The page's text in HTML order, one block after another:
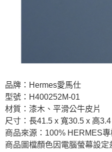
品牌：Hermes愛馬仕
型號：H400252M-01
材質：漆木、平滑公牛皮片
尺寸：長41.5 x 寬30.5 x 高
商品來源：100% HERMES
商品圖檔顏色因電腦螢幕設